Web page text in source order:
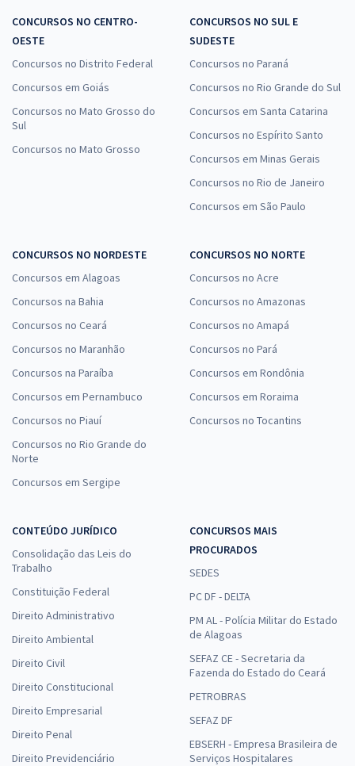
CONCURSOS NO CENTRO-
OESTE
Concursos no Distrito Federal
Concursos em Goiás
Concursos no Mato Grosso do
Sul
Concursos no Mato Grosso
CONCURSOS NO SUL E
SUDESTE
Concursos no Paraná
Concursos no Rio Grande do Sul
Concursos em Santa Catarina
Concursos no Espírito Santo
Concursos em Minas Gerais
Concursos no Rio de Janeiro
Concursos em São Paulo
CONCURSOS NO NORDESTE
Concursos em Alagoas
Concursos na Bahia
Concursos no Ceará
Concursos no Maranhão
Concursos na Paraíba
Concursos em Pernambuco
Concursos no Piauí
Concursos no Rio Grande do
Norte
Concursos em Sergipe
CONCURSOS NO NORTE
Concursos no Acre
Concursos no Amazonas
Concursos no Amapá
Concursos no Pará
Concursos em Rondônia
Concursos em Roraima
Concursos no Tocantins
CONTEÚDO JURÍDICO
Consolidação das Leis do
Trabalho
Constituição Federal
Direito Administrativo
Direito Ambiental
Direito Civil
Direito Constitucional
Direito Empresarial
Direito Penal
Direito Previdenciário
CONCURSOS MAIS
PROCURADOS
SEDES
PC DF - DELTA
PM AL - Polícia Militar do Estado
de Alagoas
SEFAZ CE - Secretaria da
Fazenda do Estado do Ceará
PETROBRAS
SEFAZ DF
EBSERH - Empresa Brasileira de
Serviços Hospitalares